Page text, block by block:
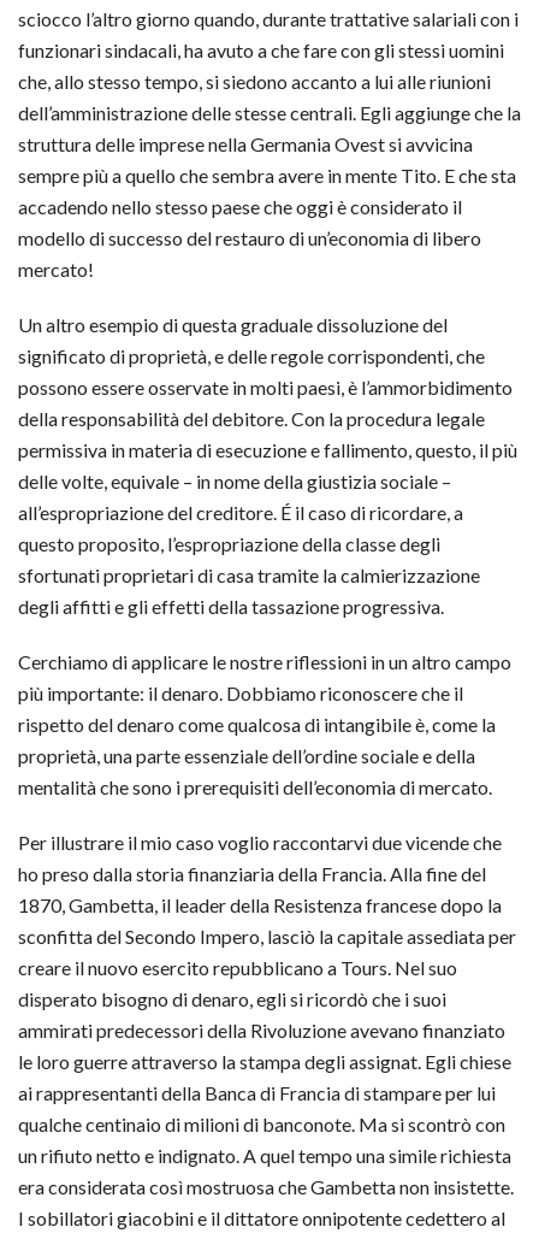
sciocco l’altro giorno quando, durante trattative salariali con i
funzionari sindacali, ha avuto a che fare con gli stessi uomini
che, allo stesso tempo, si siedono accanto a lui alle riunioni
dell’amministrazione delle stesse centrali. Egli aggiunge che la
struttura delle imprese nella Germania Ovest si avvicina
sempre più a quello che sembra avere in mente Tito. E che sta
accadendo nello stesso paese che oggi è considerato il
modello di successo del restauro di un’economia di libero
mercato!
Un altro esempio di questa graduale dissoluzione del
significato di proprietà, e delle regole corrispondenti, che
possono essere osservate in molti paesi, è l’ammorbidimento
della responsabilità del debitore. Con la procedura legale
permissiva in materia di esecuzione e fallimento, questo, il più
delle volte, equivale – in nome della giustizia sociale –
all’espropriazione del creditore. É il caso di ricordare, a
questo proposito, l’espropriazione della classe degli
sfortunati proprietari di casa tramite la calmierizzazione
degli affitti e gli effetti della tassazione progressiva.
Cerchiamo di applicare le nostre riflessioni in un altro campo
più importante: il denaro. Dobbiamo riconoscere che il
rispetto del denaro come qualcosa di intangibile è, come la
proprietà, una parte essenziale dell’ordine sociale e della
mentalità che sono i prerequisiti dell’economia di mercato.
Per illustrare il mio caso voglio raccontarvi due vicende che
ho preso dalla storia finanziaria della Francia. Alla fine del
1870, Gambetta, il leader della Resistenza francese dopo la
sconfitta del Secondo Impero, lasciò la capitale assediata per
creare il nuovo esercito repubblicano a Tours. Nel suo
disperato bisogno di denaro, egli si ricordò che i suoi
ammirati predecessori della Rivoluzione avevano finanziato
le loro guerre attraverso la stampa degli assignat. Egli chiese
ai rappresentanti della Banca di Francia di stampare per lui
qualche centinaio di milioni di banconote. Ma si scontrò con
un rifiuto netto e indignato. A quel tempo una simile richiesta
era considerata così mostruosa che Gambetta non insistette.
I sobillatori giacobini e il dittatore onnipotente cedettero al